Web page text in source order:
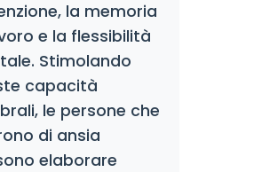
la memoria
e la flessibilità
Stimolando
capacità
le persone che
di ansia
elaborare